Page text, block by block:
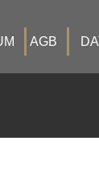
AGB